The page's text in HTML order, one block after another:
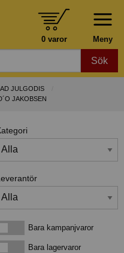
Meny
0 varor
Sök
JULGODIS
JAKOBSEN
kampanjvaror
Bara kampanjvaror
lagervarorBara lagervaror